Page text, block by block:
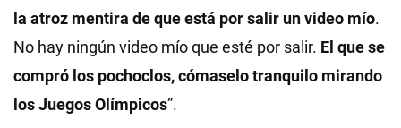
la atroz mentira de que está por salir un video mío.
No hay ningún video mío que esté por salir. El que se
compró los pochoclos, cómaselo tranquilo mirando
los Juegos Olímpicos”.